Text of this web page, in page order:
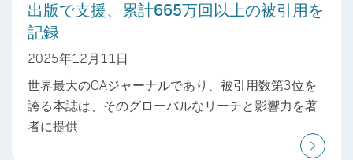
出版で支援、累計665万回以上の被引用を
記録
2025年12月11日
世界最大のOAジャーナルであり、被引用数第3位を
誇る本誌は、そのグローバルなリーチと影響力を著
者に提供